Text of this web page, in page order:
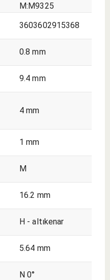
M:M9325
3603602915368
0.8 mm
9.4 mm
4 mm
1 mm
M
16.2 mm
H - altıkenar
5.64 mm
N 0°